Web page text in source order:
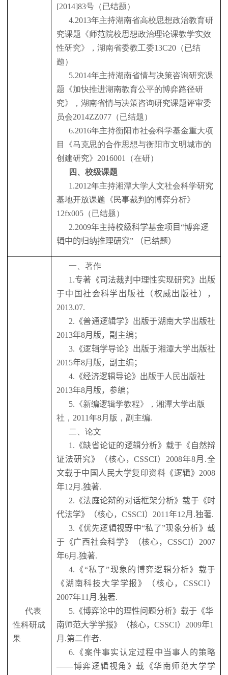
[2014]83号（已结题）
4.2013年主持湖南省高校思想政治教育研
究课题《师范院校思想政治理论课教学实效
性研究》，湖南省委教工委13C20 （已结
题）
5.2014年主持湖南省情与决策咨询研究课
题《加快推进湖南教育公平的博弈路径研
究》，湖南省情与决策咨询研究课题评审委
员会2014ZZ077 （已结题）
6.2016年主持衡阳市社会科学基金重大项
目《马克思的合作思想与衡阳市文明城市的
创建研究》 2016001
（在研）
四、校级课题
1.2012年主持湘潭大学人文社会科学研究
基地开放课题《民事裁判的博弈分析》
12fx005 （已结题）
2.2009年主持校级科学基金项目“博弈逻
辑中的归纳推理研究” （已结题）
代表
性科研成
果
一、著作
1.专著《司法裁判中理性实现研究》出版
于中国社会科学出版社（权威出版社），
2013.07.
2. 《普通逻辑学》出版于湖南大学出版社
2013年8月版，副主编；
3. 《逻辑学导论》出版于湘潭大学出版社
2015年8月版，副主编；
4. 《经济逻辑导论》出版于人民出版社
2013年8月版，参编；
5. 《新编逻辑学教程》，湘潭大学出版
社， 2011年8月版，副主编.
二、论文
1. 《缺省论证的逻辑分析》载于《自然辩
证法研究》（核心，CSSCI） 2008年8月 .全
文载于中国人民大学复印资料《逻辑》 2008
年12月 .独著.
2. 《法庭论辩的对话框架分析》载于《时
代法学》（核心， CSSCI） 2011年12月 .独著.
3. 《优先逻辑视野中“私了”现象分析》载
于《广西社会科学》（核心， CSSCI） 2007
年6月 .独著.
4. 《“私了”现象的博弈逻辑分析》载于
《湖南科技大学学报》（核心，CSSCI）
2007年11 月 .独著.
5. 《博弈论中的理性问题分析》载于《华
南师范大学学报》（核心， CSSCI） 2009年1
月 .第二作者.
6. 《案件事实认定过程中当事人的策略
——博弈逻辑视角》载《华南师范大学学